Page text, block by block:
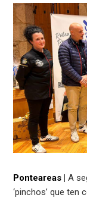
Ponteareas | A
‘pinchos’ que